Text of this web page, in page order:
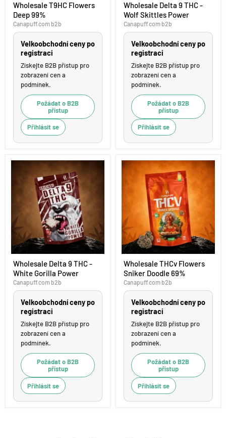
T9HC
Flowers
Deep
99%
Wholesale T9HC Flowers
Deep 99%
Canapuff.com b2b
Velkoobchodní ceny po
registraci
Získejte B2B přístup pro
zobrazení cen a
podmínek.
Požádat o B2B
přístup
Přihlásit se
Delta
9
THC
Wolf
Skittles
Power
Wholesale Delta 9 THC -
Wolf Skittles Power
Canapuff.com b2b
Velkoobchodní ceny po
registraci
Získejte B2B přístup pro
zobrazení cen a
podmínek.
Požádat o B2B
přístup
Přihlásit se
Delta
9
THC
White
Gorilla
Power
Wholesale Delta 9 THC -
White Gorilla Power
Canapuff.com b2b
Velkoobchodní ceny po
registraci
Získejte B2B přístup pro
zobrazení cen a
podmínek.
Požádat o B2B
přístup
Přihlásit se
THCv
Flowers
Sniker
Doodle
69%
Wholesale THCv Flowers
Sniker Doodle 69%
Canapuff.com b2b
Velkoobchodní ceny po
registraci
Získejte B2B přístup pro
zobrazení cen a
podmínek.
Požádat o B2B
přístup
Přihlásit se